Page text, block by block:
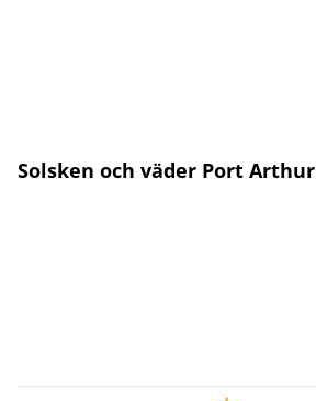
Solsken och väder Port Arthur